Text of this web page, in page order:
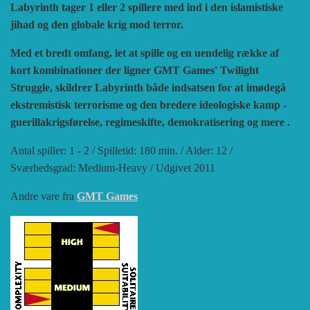
BLUE PANTHER
CATASTROPHE GAMES
CLASH OF ARMS
COMPASS GAMES
CONFLICT SIMULATIONS
CONQUISTADOR GAMES
HISTORIC WINGS
HISTORIC'ONE
ION GAMES
LARRY M. PINKERTON JR.
LEGION WARGAMES
LOCK N LOAD PUBLISHING
SHAKOS
SNAFU DESIGNS
SOPHISTICATED GAMES
TRAFALGAR EDITIONS
TS TACTICS AND STRATEGY
TURNING POINTS SIMULATIONS
CUBE4ME
Labyrinth tager 1 eller 2 spillere med ind i den islamistiske
jihad og den globale krig mod terror.
Med et bredt omfang, let at spille og en uendelig række af
kort kombinationer der ligner GMT Games' Twilight
Struggle, skildrer Labyrinth både indsatsen for at imødegå
ekstremistisk terrorisme og den bredere ideologiske kamp -
guerillakrigsførelse, regimeskifte, demokratisering og mere .
Antal spiller: 1 - 2 / Spilletid: 180 min. / Alder: 12 /
Sværhedsgrad: Medium-Heavy / Udgivet 2011
Andre vare fra GMT Games